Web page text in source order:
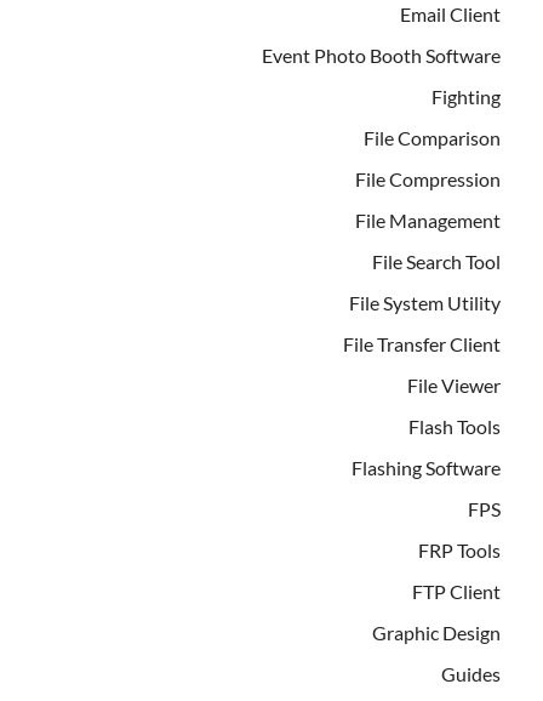
Email Client
Event Photo Booth Software
Fighting
File Comparison
File Compression
File Management
File Search Tool
File System Utility
File Transfer Client
File Viewer
Flash Tools
Flashing Software
FPS
FRP Tools
FTP Client
Graphic Design
Guides